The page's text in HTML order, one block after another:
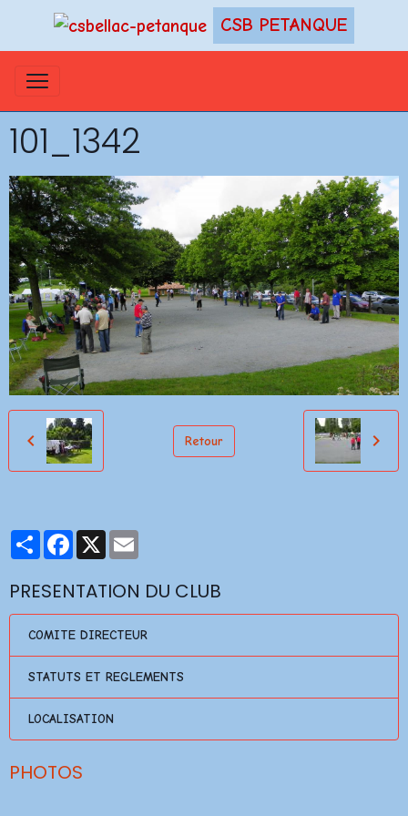
CSB PETANQUE
101_1342
Retour
PartagerFacebook
X
PRESENTATION DU CLUB
COMITE DIRECTEUR
STATUTS ET REGLEMENTS
LOCALISATION
PHOTOS